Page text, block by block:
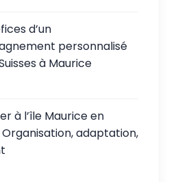
d’un
personnalisé
à Maurice
à l’île Maurice en
adaptation,